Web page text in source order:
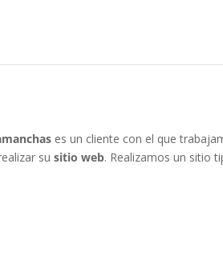
es un cliente con el que
su sitio web. Realizamos un sitio